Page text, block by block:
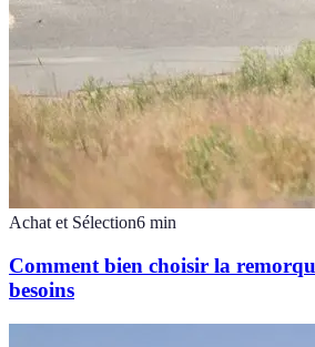
Achat et Sélection6 min
Comment bien choisir la
besoins